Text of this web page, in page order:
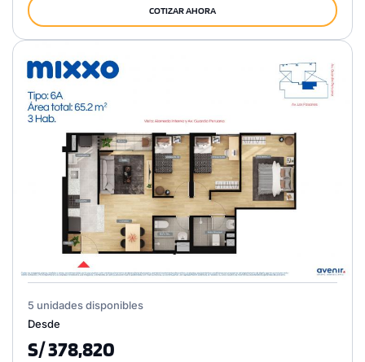
COTIZAR AHORA
5 unidades disponibles
Desde
S/ 378,820